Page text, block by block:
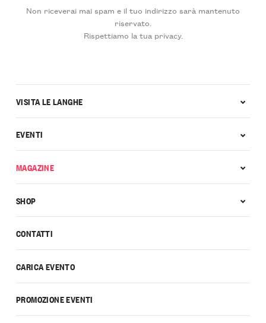
Non riceverai mai spam e il tuo indirizzo sarà mantenuto
riservato.
Rispettiamo la tua privacy.
CONTATTI
CARICA EVENTO
PROMOZIONE EVENTI
VISITA LE LANGHE
EVENTI
MAGAZINE
SHOP